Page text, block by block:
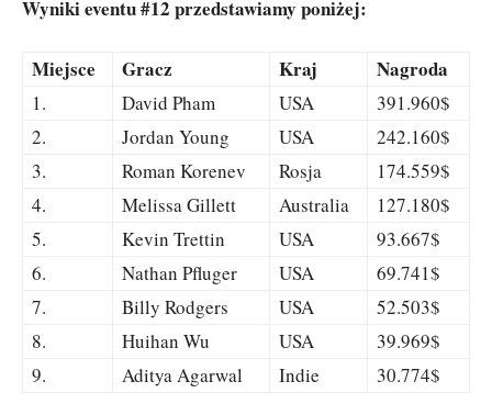
Wyniki eventu #12 przedstawiamy poniżej:
Miejsce Gracz Kraj Nagroda
1. David Pham USA
391.960$
2.
Jordan Young USA
242.160$
3.
Roman Korenev Rosja
174.559$
4.
Melissa Gillett Australia
127.180$
5.
Kevin Trettin USA
93.667$
6.
Nathan Pfluger USA
69.741$
7.
Billy Rodgers USA
52.503$
8.
Huihan Wu USA
39.969$
9.
Aditya Agarwal Indie 30.774$